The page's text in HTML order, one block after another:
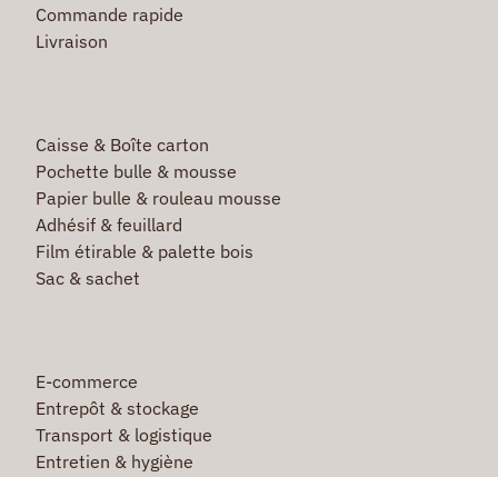
Commande rapide
Livraison
Caisse & Boîte carton
Pochette bulle & mousse
Papier bulle & rouleau mousse
Adhésif & feuillard
Film étirable & palette bois
Sac & sachet
E-commerce
Entrepôt & stockage
Transport & logistique
Entretien & hygiène